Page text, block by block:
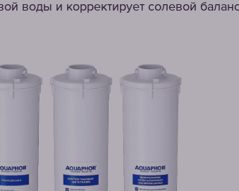
воды и корректирует солевой